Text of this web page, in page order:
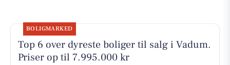
BOLIGMARKED
Top 6 over dyreste boliger til salg i Vadum.
Priser op til 7.995.000 kr